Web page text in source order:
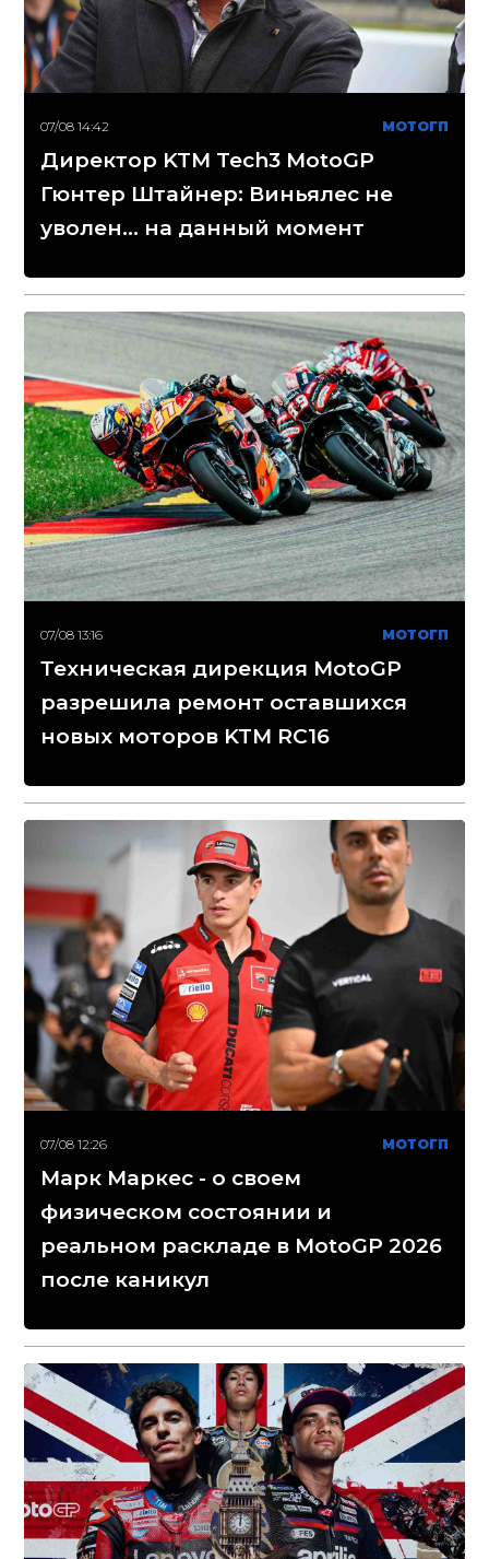
07/08 14:42 МОТОГП
Директор KTM Tech3 MotoGP
Гюнтер Штайнер: Виньялес не
уволен... на данный момент
07/08 13:16 МОТОГП
Техническая дирекция MotoGP
разрешила ремонт оставшихся
новых моторов KTM RC16
07/08 12:26 МОТОГП
Марк Маркес - о своем
физическом состоянии и
реальном раскладе в MotoGP 2026
после каникул